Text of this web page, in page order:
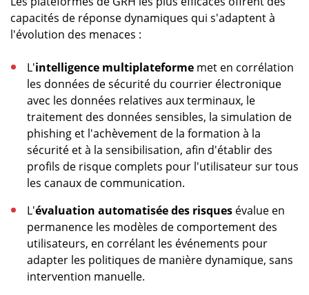
capacités de réponse dynamiques qui s'adaptent à
l'évolution des menaces :
L'intelligence multiplateforme met en corrélation
les données de sécurité du courrier électronique
avec les données relatives aux terminaux, le
traitement des données sensibles, la simulation de
phishing et l'achèvement de la formation à la
sécurité et à la sensibilisation, afin d'établir des
profils de risque complets pour l'utilisateur sur tous
les canaux de communication.
L'évaluation automatisée des risques évalue en
permanence les modèles de comportement des
utilisateurs, en corrélant les événements pour
adapter les politiques de manière dynamique, sans
intervention manuelle.